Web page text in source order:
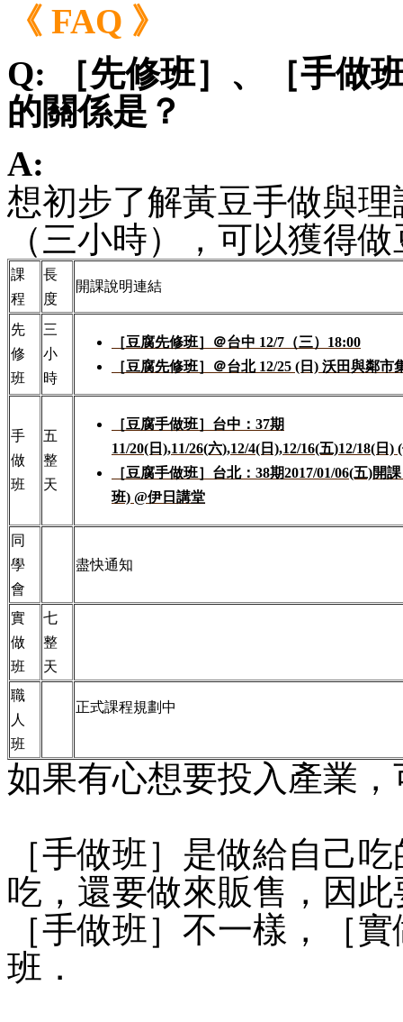
《 FAQ 》
Q: ［先修班］、［手做
的關係是？
A:
想初步了解黃豆手做與
（三小時），可以獲得
課
程
長
度
開課說明連結
先
修
班
三
小
時
［豆腐先修班］＠台中 12/7（三）18:00
［豆腐先修班］＠台北 12/25 (日) 沃田與鄰市
手
做
班
五
整
天
［豆腐手做班］台中：37期
11/20(日),11/26(六),12/4(日),12/16(五)12/18(日)
［豆腐手做班］台北：38期2017/01/06(五)開
班) @伊日講堂
同
學
會
盡快通知
實
做
班
七
整
天
職
人
班
正式課程規劃中
如果有心想要投入產業
［手做班］是做給自己
吃，還要做來販售，因
［手做班］不一樣，［
班．